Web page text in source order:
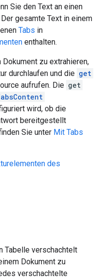
Sie den Text an einen
gesamte Text in einem
Tabs in
enthalten.
zu extrahieren,
durchlaufen und die get
aufrufen. Die get
wird, ob die
bereitgestellt
Sie unter Mit Tabs
des
Tabelle verschachtelt
Dokument zu
verschachtelte